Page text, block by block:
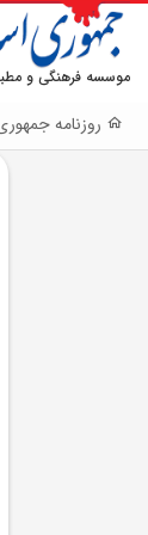
موسسه فرهنگی و
روزنامه